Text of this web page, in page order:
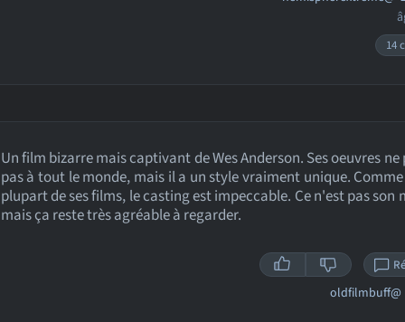
14
Un film bizarre mais captivant de Wes Anderson. Ses oeuvres
pas à tout le monde, mais il a un style vraiment unique.
plupart de ses films, le casting est impeccable. Ce n'est pas son
mais ça reste très agréable à regarder.
oldfilmbuff@